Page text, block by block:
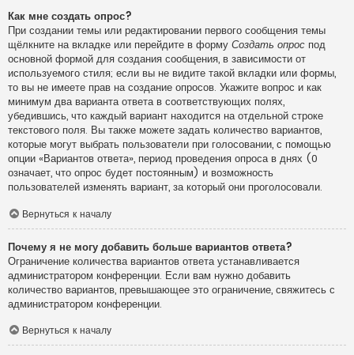
Как мне создать опрос?
При создании темы или редактировании первого сообщения темы
щёлкните на вкладке или перейдите в форму Создать опрос под
основной формой для создания сообщения, в зависимости от
используемого стиля; если вы не видите такой вкладки или формы,
то вы не имеете прав на создание опросов. Укажите вопрос и как
минимум два варианта ответа в соответствующих полях,
убедившись, что каждый вариант находится на отдельной строке
текстового поля. Вы также можете задать количество вариантов,
которые могут выбрать пользователи при голосовании, с помощью
опции «Вариантов ответа», период проведения опроса в днях (0
означает, что опрос будет постоянным) и возможность
пользователей изменять вариант, за который они проголосовали.
Вернуться к началу
Почему я не могу добавить больше вариантов ответа?
Ограничение количества вариантов ответа устанавливается
администратором конференции. Если вам нужно добавить
количество вариантов, превышающее это ограничение, свяжитесь с
администратором конференции.
Вернуться к началу